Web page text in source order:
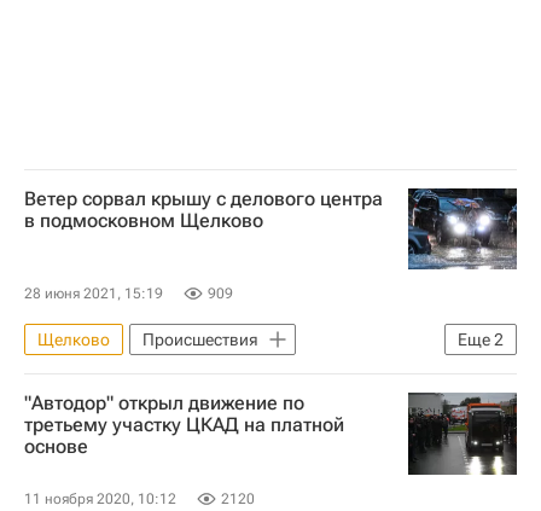
Ветер сорвал крышу с делового центра
в подмосковном Щелково
28 июня 2021, 15:19 909
Еще2
Щелково
Происшествия
Московская область (Подмосковье)
Коммерческая недвижимость
"Автодор" открыл движение по
третьему участку ЦКАД на платной
основе
11 ноября 2020, 10:12 2120